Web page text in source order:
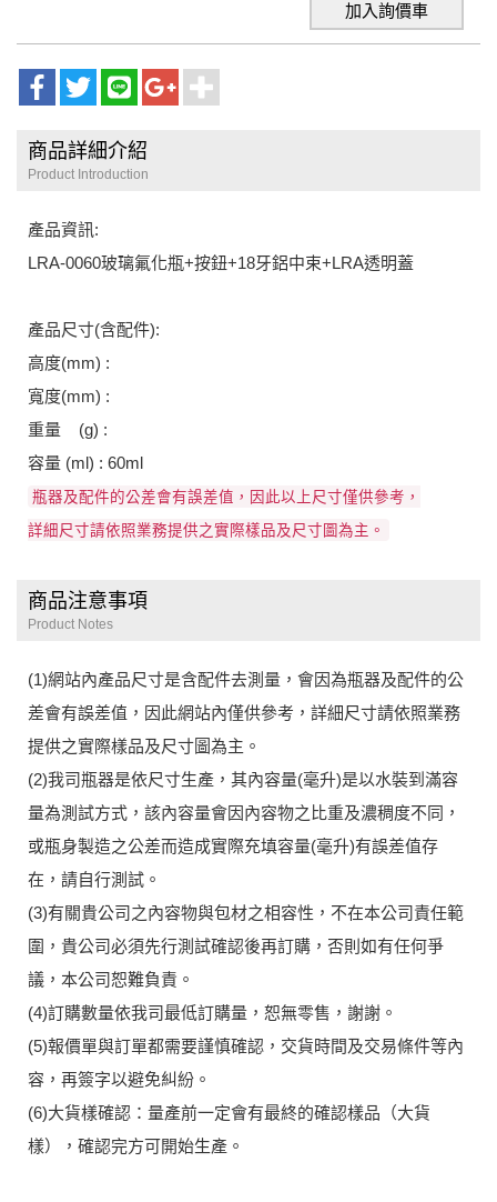
加入詢價車
商品詳細介紹
Product Introduction
產品資訊:
LRA-0060玻璃氟化瓶+按鈕+18牙鋁中束+LRA透明蓋
產品尺寸(含配件):
高度(mm) :
寬度(mm) :
重量 (g) :
容量 (ml) : 60ml
瓶器及配件的公差會有誤差值，因此以上尺寸僅供參考，
詳細尺寸請依照業務提供之實際樣品及尺寸圖為主。
商品注意事項
Product Notes
(1)網站內產品尺寸是含配件去測量，會因為瓶器及配件的公
差會有誤差值，因此網站內僅供參考，詳細尺寸請依照業務
提供之實際樣品及尺寸圖為主。
(2)我司瓶器是依尺寸生產，其內容量(毫升)是以水裝到滿容
量為測試方式，該內容量會因內容物之比重及濃稠度不同，
或瓶身製造之公差而造成實際充填容量(毫升)有誤差值存
在，請自行測試。
(3)有關貴公司之內容物與包材之相容性，不在本公司責任範
圍，貴公司必須先行測試確認後再訂購，否則如有任何爭
議，本公司恕難負責。
(4)訂購數量依我司最低訂購量，恕無零售，謝謝。
(5)報價單與訂單都需要謹慎確認，交貨時間及交易條件等內
容，再簽字以避免糾紛。
(6)大貨樣確認：量產前一定會有最終的確認樣品（大貨
樣），確認完方可開始生產。